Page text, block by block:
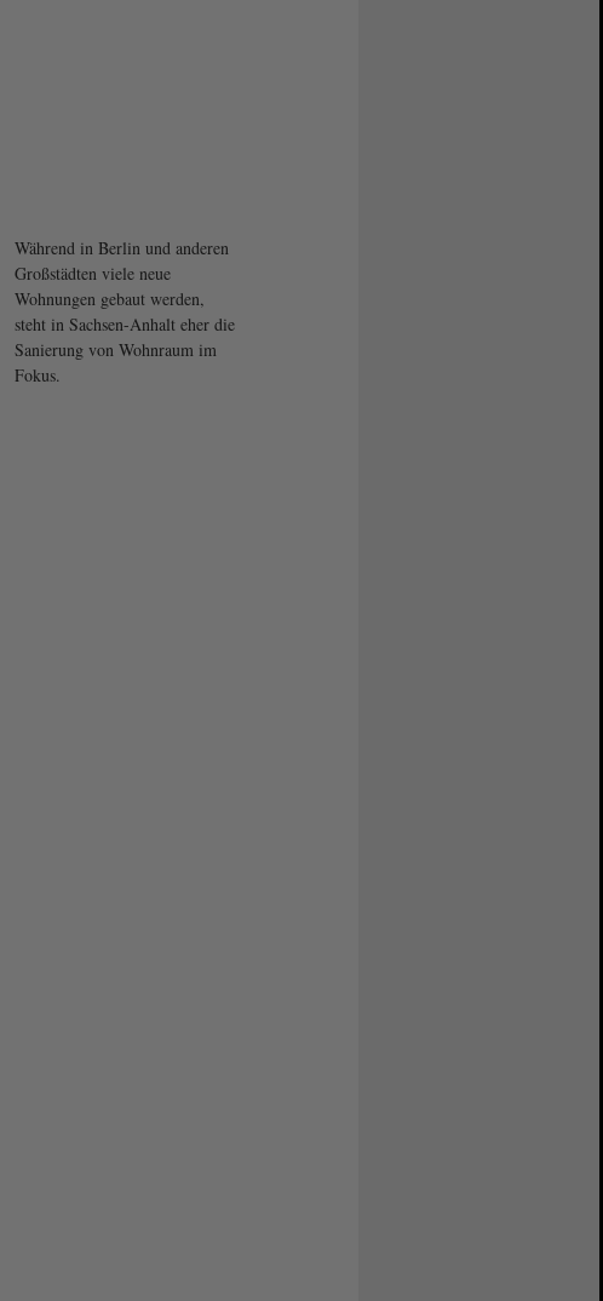
Während in Berlin und anderen
Großstädten viele neue
Wohnungen gebaut werden,
steht in Sachsen-Anhalt eher die
Sanierung von Wohnraum im
Fokus.